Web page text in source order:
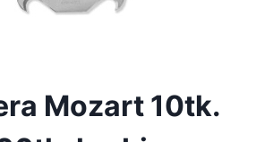
Mozart 10tk.